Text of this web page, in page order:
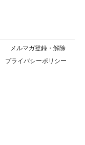
メルマガ登録・解除
プライバシーポリシー